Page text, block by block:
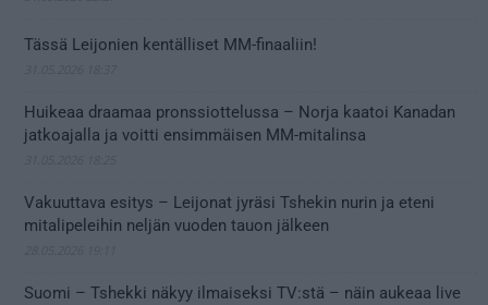
Tässä Leijonien kentälliset MM-finaaliin!
Huikeaa draamaa pronssiottelussa – Norja kaatoi Kanadan
jatkoajalla ja voitti ensimmäisen MM-mitalinsa
Vakuuttava esitys – Leijonat jyräsi Tshekin nurin ja eteni
mitalipeleihin neljän vuoden tauon jälkeen
Suomi – Tshekki näkyy ilmaiseksi TV:stä – näin aukeaa live